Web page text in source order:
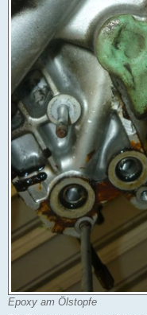
Epoxy am Ölstopfe